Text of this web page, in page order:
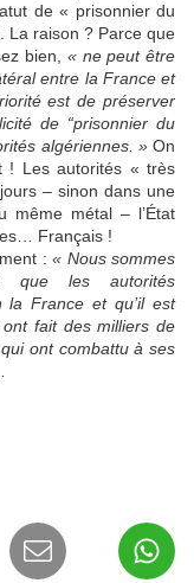
de « prisonnier du
La raison ? Parce que
bien, « ne peut être
entre la France et
est de préserver
de “prisonnier du
algériennes. »On
! Les autorités « très
– sinon dans une
même métal – l’État
Français !
:« Nous sommes
que les autorités
la France et qu’il est
fait des milliers de
ont combattu à ses